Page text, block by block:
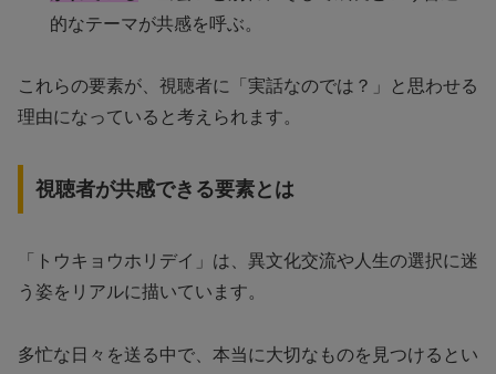
的なテーマが共感を呼ぶ。
これらの要素が、視聴者に「実話なのでは？」と思わせる
理由になっていると考えられます。
視聴者が共感できる要素とは
「トウキョウホリデイ」は、異文化交流や人生の選択に迷
う姿をリアルに描いています。
多忙な日々を送る中で、本当に大切なものを見つけるとい